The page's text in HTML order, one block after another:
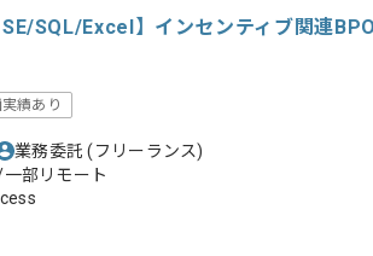
SQL/Excel】インセンティブ関連
績あり
業務委託(フリーランス)
部リモート